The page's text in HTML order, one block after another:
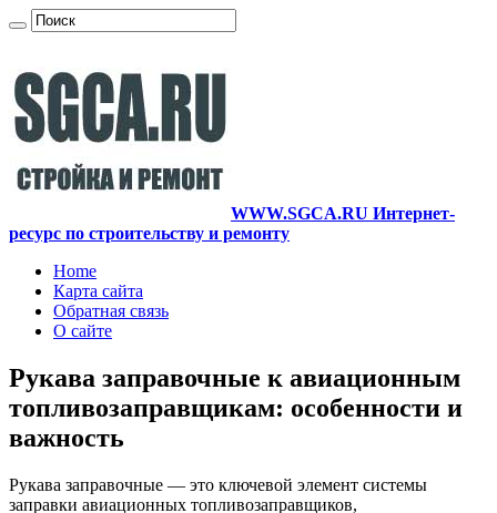
WWW.SGCA.RU Интернет-
ресурс по строительству и ремонту
Home
Карта сайта
Обратная связь
О сайте
Рукава заправочные к авиационным
топливозаправщикам: особенности и
важность
Рукава заправочные — это ключевой элемент системы
заправки авиационных топливозаправщиков,